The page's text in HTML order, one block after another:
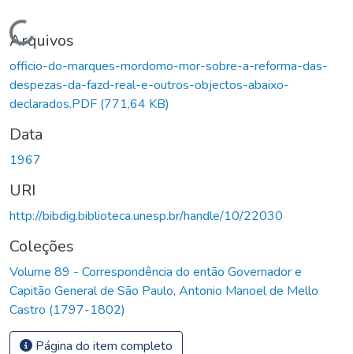
Carregando...
Arquivos
officio-do-marques-mordomo-mor-sobre-a-reforma-das-
despezas-da-fazd-real-e-outros-objectos-abaixo-
declarados.PDF (771,64 KB)
Data
1967
URI
http://bibdig.biblioteca.unesp.br/handle/10/22030
Coleções
Volume 89 - Correspondência do então Governador e
Capitão General de São Paulo, Antonio Manoel de Mello
Castro (1797-1802)
Página do item completo